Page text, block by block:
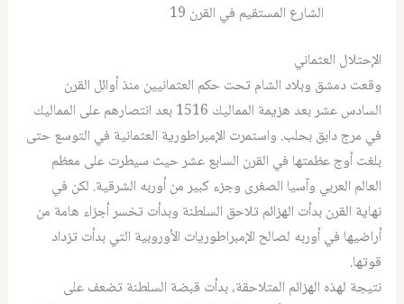
الشارع المستقيم في القرن 19
الإحتلال العثماني
وقعت دمشق وبلاد الشام تحت حكم العثمانيين منذ أوائل القرن
السادس عشر بعد هزيمة المماليك 1516 بعد انتصارهم على المماليك
في مرج دابق بحلب. واستمرت الإمبراطورية العثمانية في التوسع حتى
بلغت أوج عظمتها في القرن السابع عشر حيث سيطرت على معظم
العالم العربي وآسيا الصغرى وجزء كبير من أوربه الشرقية. لكن في
نهاية القرن بدأت الهزائم تلاحق السلطنة وبدأت تخسر أجزاء هامة من
أراضيها في أوربه لصالح الإمبراطوريات الأوروبية التي بدأت تزداد
قوتها.
نتيجة لهذه الهزائم المتلاحقة، بدأت قبضة السلطنة تضعف على